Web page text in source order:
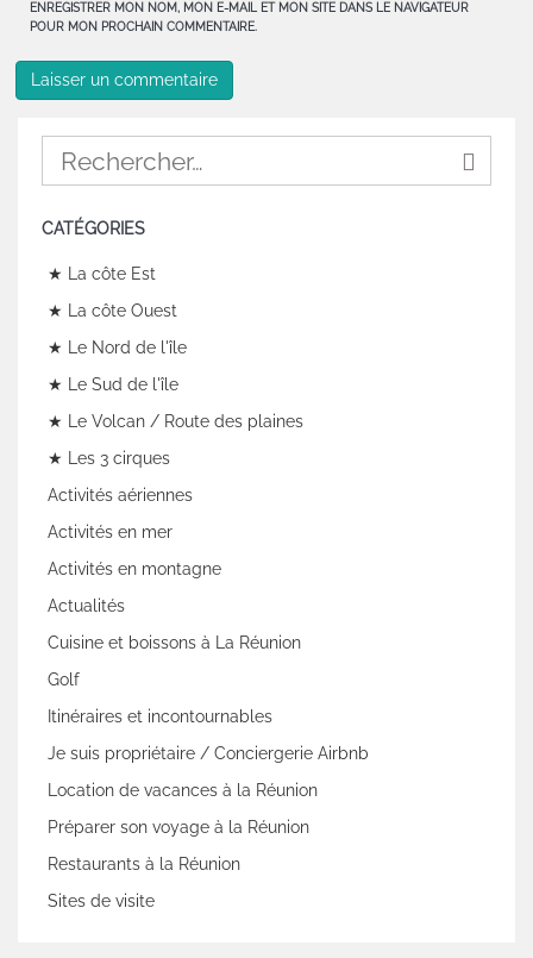
ENREGISTRER MON NOM, MON E-MAIL ET MON SITE DANS LE NAVIGATEUR
POUR MON PROCHAIN COMMENTAIRE.
CATÉGORIES
★ La côte Est
★ La côte Ouest
★ Le Nord de l'île
★ Le Sud de l'île
★ Le Volcan / Route des plaines
★ Les 3 cirques
Activités aériennes
Activités en mer
Activités en montagne
Actualités
Cuisine et boissons à La Réunion
Golf
Itinéraires et incontournables
Je suis propriétaire / Conciergerie Airbnb
Location de vacances à la Réunion
Préparer son voyage à la Réunion
Restaurants à la Réunion
Sites de visite